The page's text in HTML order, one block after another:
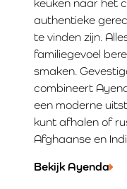
keuken naar het
authentieke
te vinden zijn.
familiegevoel
smaken.
combineert
een moderne
kunt afhalen of
Afghaanse en
Bekijk Ayenda